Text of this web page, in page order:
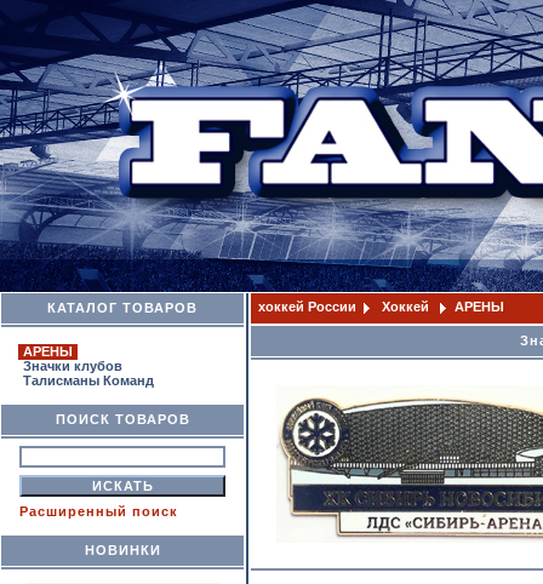
КАТАЛОГ ТОВАРОВ
АРЕНЫ
Значки клубов
Талисманы Команд
ПОИСК ТОВАРОВ
Расширенный поиск
НОВИНКИ
хоккей России Хоккей АРЕНЫ